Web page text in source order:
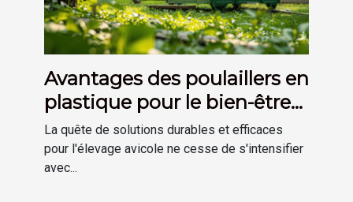
Avantages des poulaillers en
plastique pour le bien-être
des poules
La quête de solutions durables et efficaces
pour l'élevage avicole ne cesse de s'intensifier
avec...